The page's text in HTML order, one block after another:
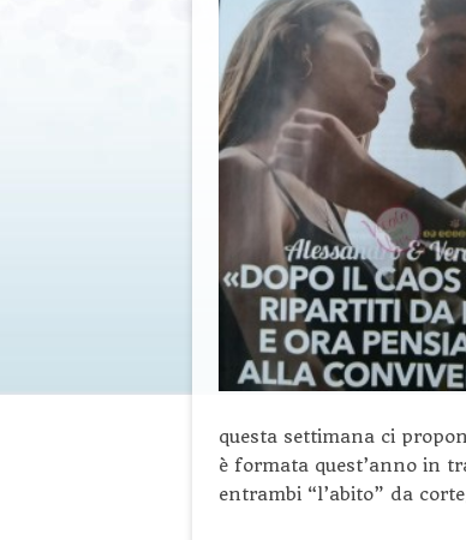
questa settimana ci
è formata quest’anno in
entrambi “l’abito” da